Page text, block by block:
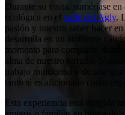
Durante su visita, sumérjase
ecológica en el valle del Agly.
pasión y nuestro saber hacer
desarrolla en un ambiente
momento para compartir,
alma de nuestro terruño.
trabajo minucioso y de una
tanto si es aficionado como
Esta experiencia está dirigida